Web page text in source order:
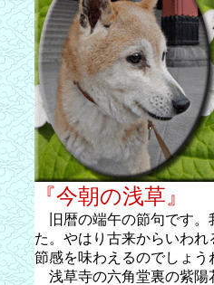
『今朝の浅草』
旧暦の端午の節句です。
た。やはり古来からいわ
節感を味わえるのでしょう
浅草寺の六角堂裏の紫陽